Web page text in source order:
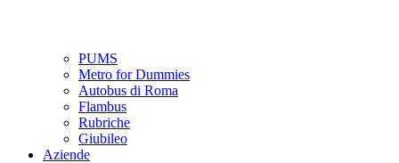
PUMS
Metro for Dummies
Autobus di Roma
Flambus
Rubriche
Giubileo
Aziende